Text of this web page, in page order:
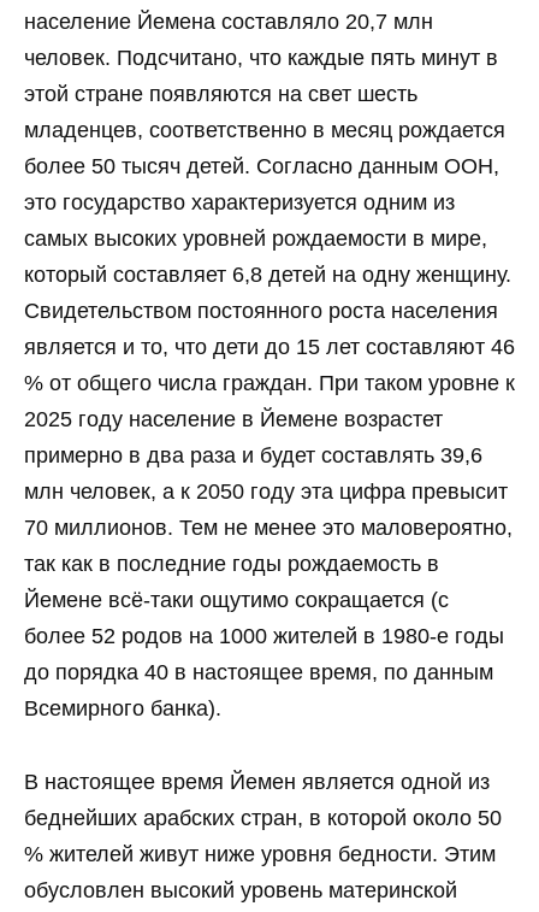
население Йемена составляло 20,7 млн
человек. Подсчитано, что каждые пять минут в
этой стране появляются на свет шесть
младенцев, соответственно в месяц рождается
более 50 тысяч детей. Согласно данным ООН,
это государство характеризуется одним из
самых высоких уровней рождаемости в мире,
который составляет 6,8 детей на одну женщину.
Свидетельством постоянного роста населения
является и то, что дети до 15 лет составляют 46
% от общего числа граждан. При таком уровне к
2025 году население в Йемене возрастет
примерно в два раза и будет составлять 39,6
млн человек, а к 2050 году эта цифра превысит
70 миллионов. Тем не менее это маловероятно,
так как в последние годы рождаемость в
Йемене всё-таки ощутимо сокращается (с
более 52 родов на 1000 жителей в 1980-е годы
до порядка 40 в настоящее время, по данным
Всемирного банка).
В настоящее время Йемен является одной из
беднейших арабских стран, в которой около 50
% жителей живут ниже уровня бедности. Этим
обусловлен высокий уровень материнской